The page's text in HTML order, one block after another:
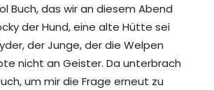
Buch, das wir an diesem Abend
der Hund, eine alte Hütte sei
der Junge, der die Welpen
nicht an Geister. Da unterbrach
um mir die Frage erneut zu